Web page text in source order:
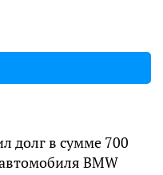
долг в сумме 700
BMW